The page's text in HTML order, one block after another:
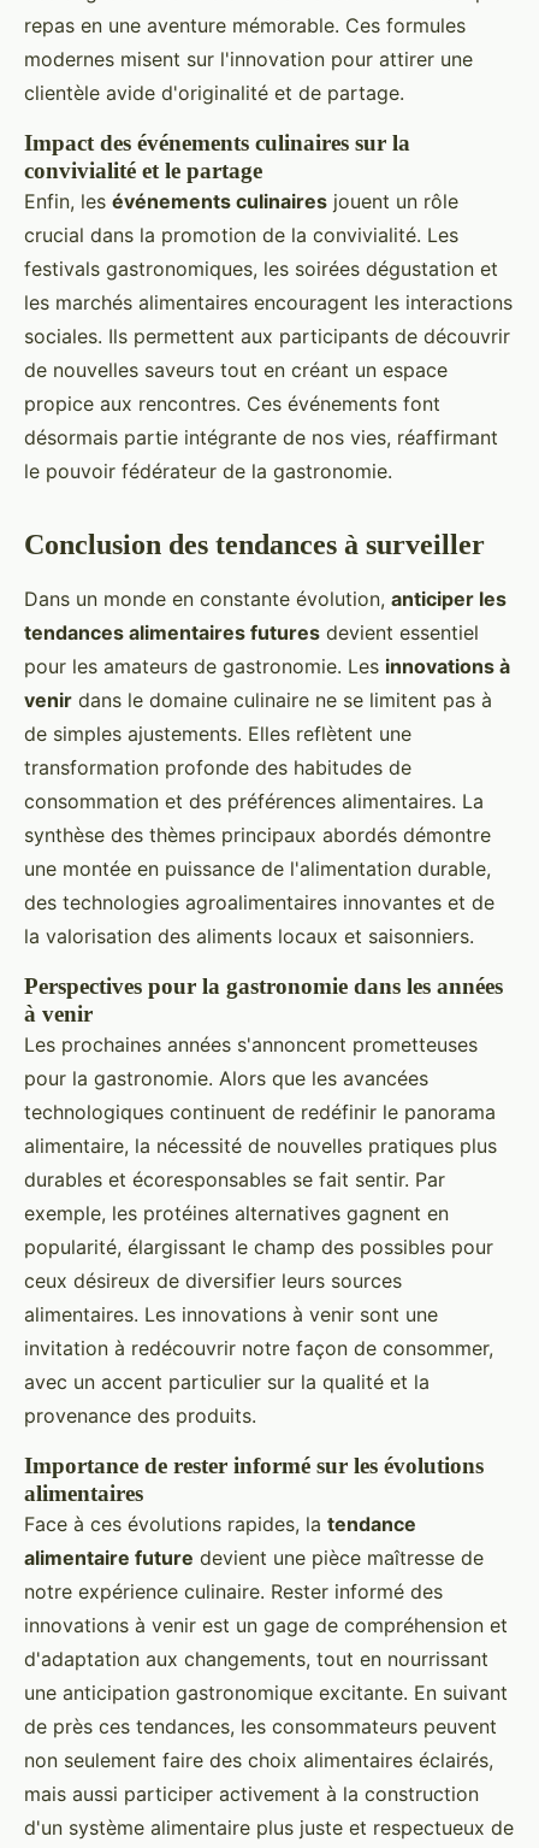
repas en une aventure mémorable. Ces formules
modernes misent sur l'innovation pour attirer une
clientèle avide d'originalité et de partage.
Impact des événements culinaires sur la
convivialité et le partage
Enfin, les événements culinaires jouent un rôle
crucial dans la promotion de la convivialité. Les
festivals gastronomiques, les soirées dégustation et
les marchés alimentaires encouragent les interactions
sociales. Ils permettent aux participants de découvrir
de nouvelles saveurs tout en créant un espace
propice aux rencontres. Ces événements font
désormais partie intégrante de nos vies, réaffirmant
le pouvoir fédérateur de la gastronomie.
Conclusion des tendances à surveiller
Dans un monde en constante évolution, anticiper les
tendances alimentaires futures devient essentiel
pour les amateurs de gastronomie. Les innovations à
venir dans le domaine culinaire ne se limitent pas à
de simples ajustements. Elles reflètent une
transformation profonde des habitudes de
consommation et des préférences alimentaires. La
synthèse des thèmes principaux abordés démontre
une montée en puissance de l'alimentation durable,
des technologies agroalimentaires innovantes et de
la valorisation des aliments locaux et saisonniers.
Perspectives pour la gastronomie dans les années
à venir
Les prochaines années s'annoncent prometteuses
pour la gastronomie. Alors que les avancées
technologiques continuent de redéfinir le panorama
alimentaire, la nécessité de nouvelles pratiques plus
durables et écoresponsables se fait sentir. Par
exemple, les protéines alternatives gagnent en
popularité, élargissant le champ des possibles pour
ceux désireux de diversifier leurs sources
alimentaires. Les innovations à venir sont une
invitation à redécouvrir notre façon de consommer,
avec un accent particulier sur la qualité et la
provenance des produits.
Importance de rester informé sur les évolutions
alimentaires
Face à ces évolutions rapides, la tendance
alimentaire future devient une pièce maîtresse de
notre expérience culinaire. Rester informé des
innovations à venir est un gage de compréhension et
d'adaptation aux changements, tout en nourrissant
une anticipation gastronomique excitante. En suivant
de près ces tendances, les consommateurs peuvent
non seulement faire des choix alimentaires éclairés,
mais aussi participer activement à la construction
d'un système alimentaire plus juste et respectueux de